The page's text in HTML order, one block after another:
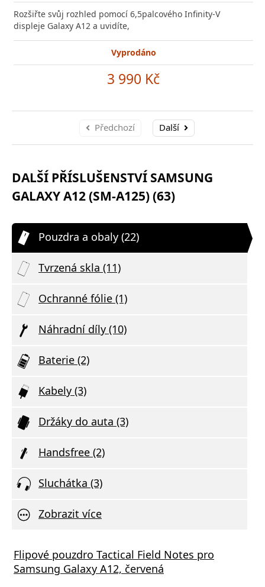
Rozšiřte svůj rozhled pomocí 6,5palcového Infinity-V
displeje Galaxy A12 a uvidíte,
Vyprodáno
3 990 Kč
Předchozí Další
DALŠÍ PŘÍSLUŠENSTVÍ SAMSUNG
GALAXY A12 (SM-A125) (63)
Pouzdra a obaly (22)
Tvrzená skla (11)
Ochranné fólie (1)
Náhradní díly (10)
Baterie (2)
Kabely (3)
Držáky do auta (3)
Handsfree (2)
Sluchátka (3)
Zobrazit více
Flipové pouzdro Tactical Field Notes pro
Samsung Galaxy A12, červená